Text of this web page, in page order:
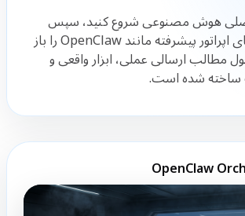
هوش مصنوعی شروع کنید، سپس
قفل آزمایشگاه‌های اپراتور پیشرفته مانند OpenClaw را باز
مطالب ارسالی عملی، ابزار واقعی و
ساخته شده است.
OpenClaw